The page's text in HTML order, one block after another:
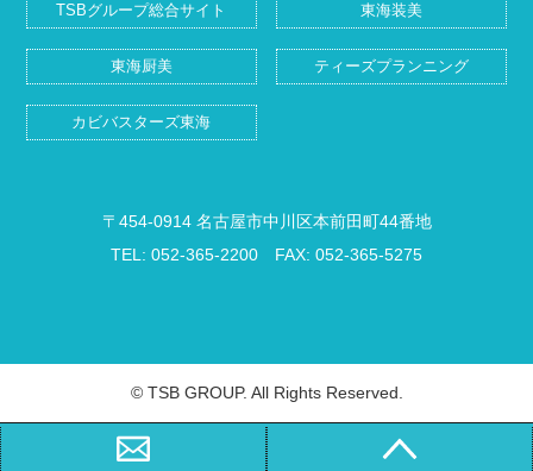
TSBグループ総合サイト 東海装美
東海厨美 ティーズプランニング
カビバスターズ東海
〒454-0914 名古屋市中川区本前田町44番地
TEL: 052-365-2200 FAX: 052-365-5275
© TSB GROUP. All Rights Reserved.